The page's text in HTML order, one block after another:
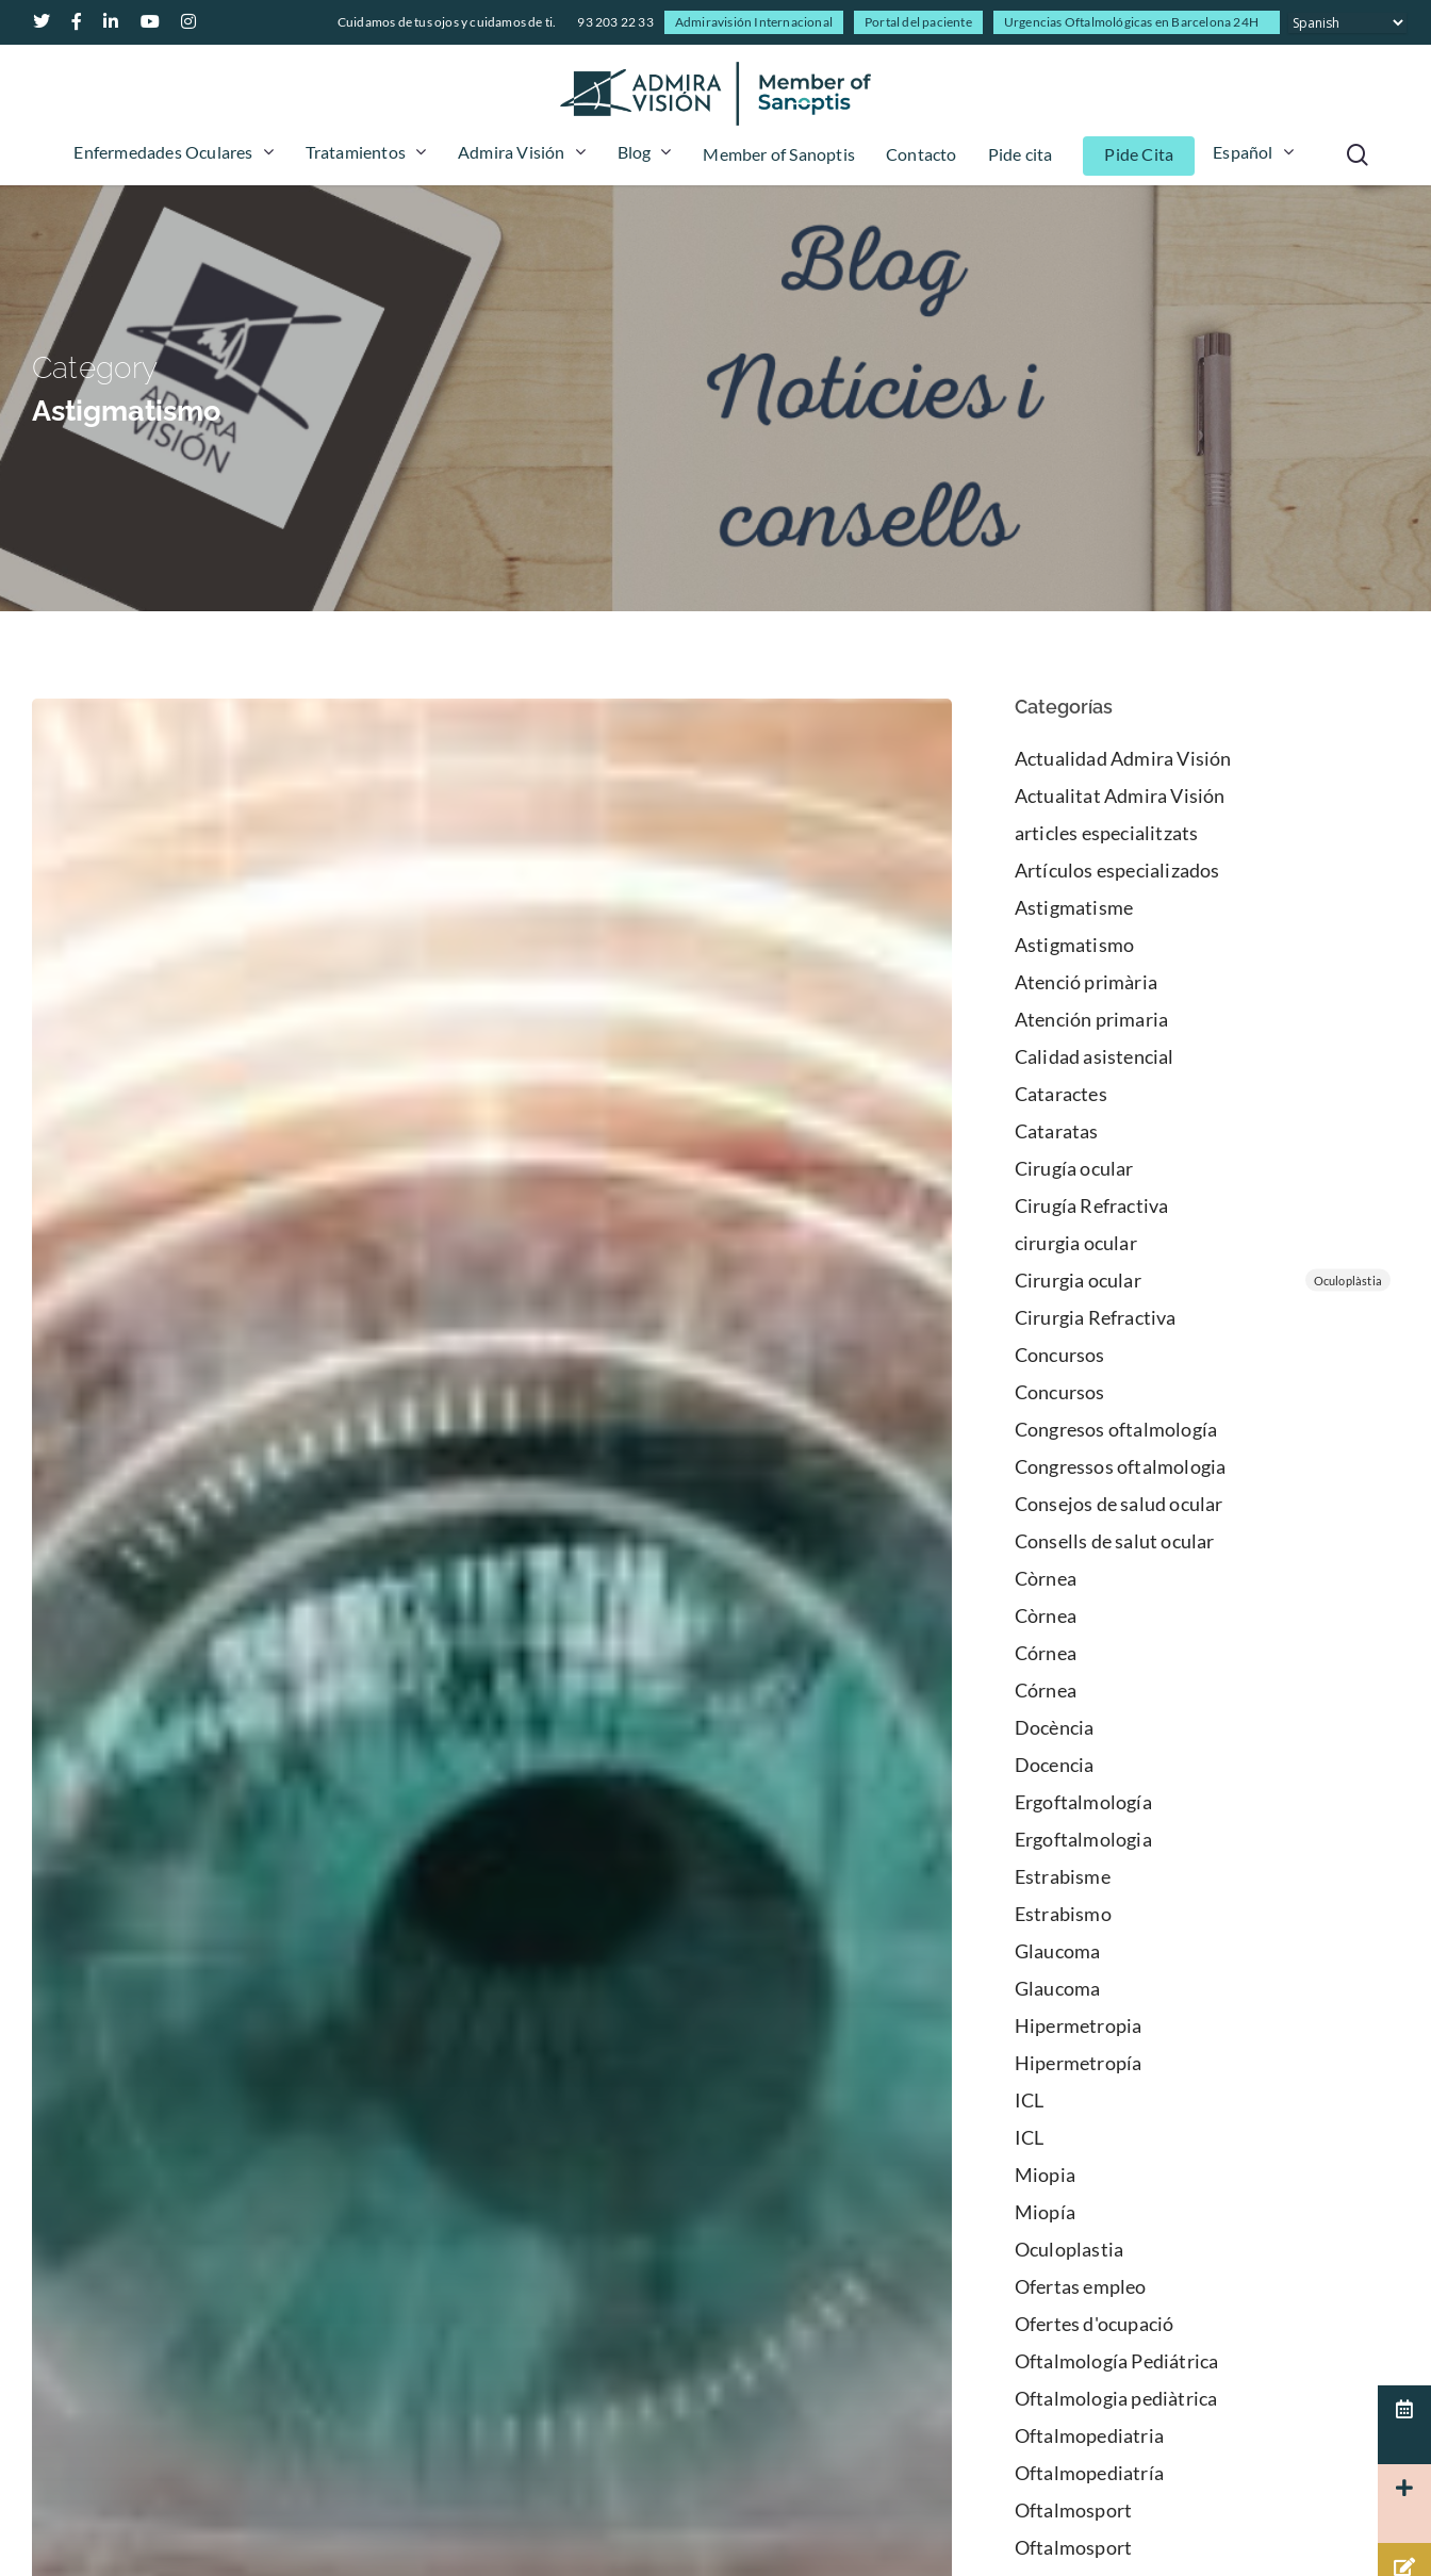
Cuidamos de tus ojos y cuidamos de ti. 93 203 22 33 Admiravisión Internacional Portal del paciente Urgencias Oftalmológicas en Barcelona 24H
Hit enter to search or ESC to close
Enfermedades Oculares Tratamientos Admira Visión Blog Member of Sanoptis Contacto Pide cita Pide Cita Español
Category
Astigmatismo
Categorías
Actualidad Admira Visión
Actualitat Admira Visión
articles especialitzats
Artículos especializados
Astigmatisme
Astigmatismo
Atenció primària
Atención primaria
Calidad asistencial
Cataractes
Cataratas
Cirugía ocular
Cirugía Refractiva
cirurgia ocular
Cirurgia ocular
Oculoplàstia
Cirurgia Refractiva
Concursos
Concursos
Congresos oftalmología
Congressos oftalmologia
Consejos de salud ocular
Consells de salut ocular
Còrnea
Còrnea
Córnea
Córnea
Docència
Docencia
Ergoftalmología
Ergoftalmologia
Estrabisme
Estrabismo
Glaucoma
Glaucoma
Hipermetropia
Hipermetropía
ICL
ICL
Miopia
Miopía
Oculoplastia
Ofertas empleo
Ofertes d'ocupació
Oftalmología Pediátrica
Oftalmologia pediàtrica
Oftalmopediatria
Oftalmopediatría
Oftalmosport
Oftalmosport